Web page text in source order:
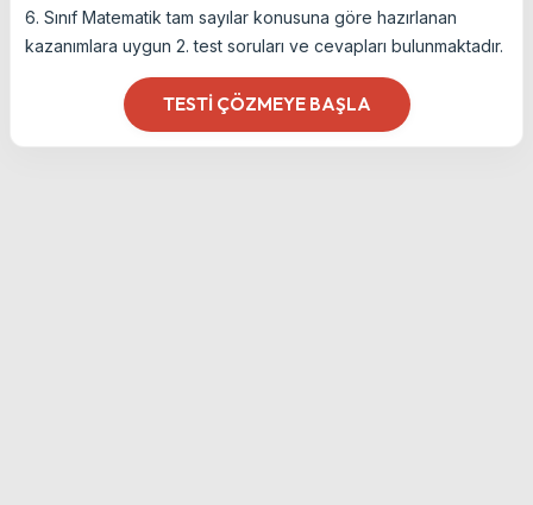
6. Sınıf Matematik tam sayılar konusuna göre hazırlanan
kazanımlara uygun 2. test soruları ve cevapları bulunmaktadır.
TESTI ÇÖZMEYE BAŞLA